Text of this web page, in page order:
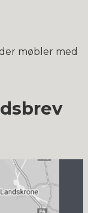
møbler med